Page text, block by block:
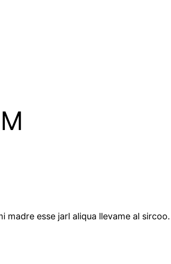
esse jarl aliqua llevame al